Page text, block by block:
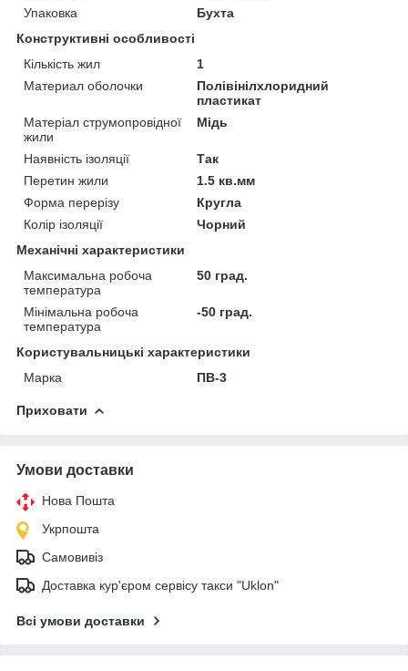
Упаковка
Бухта
Конструктивні особливості
Кількість жил
1
Материал оболочки
Полівінілхлоридний
пластикат
Матеріал струмопровідної
жили
Мідь
Наявність ізоляції
Так
Перетин жили
1.5 кв.мм
Форма перерізу
Кругла
Колір ізоляції
Чорний
Механічні характеристики
Максимальна робоча
температура
50 град.
Мінімальна робоча
температура
-50 град.
Користувальницькі характеристики
Марка
ПВ-3
Приховати
Умови доставки
Нова Пошта
Укрпошта
Самовивіз
Доставка кур'єром сервісу такси "Uklon"
Всі умови доставки